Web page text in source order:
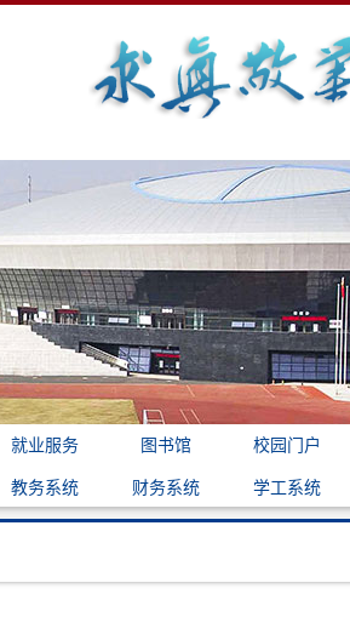
就业服务 图书馆 校园门户
教务系统 财务系统 学工系统